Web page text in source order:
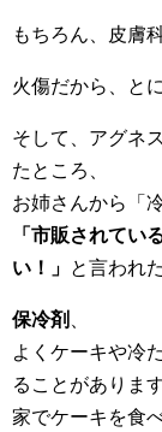
もちろん、皮膚
火傷だから、と
そして、アグネ
たところ、
お姉さんから「
「市販されてい
い！」 と言われ
保冷剤
よくケーキや冷
ることがあります
家でケーキを食